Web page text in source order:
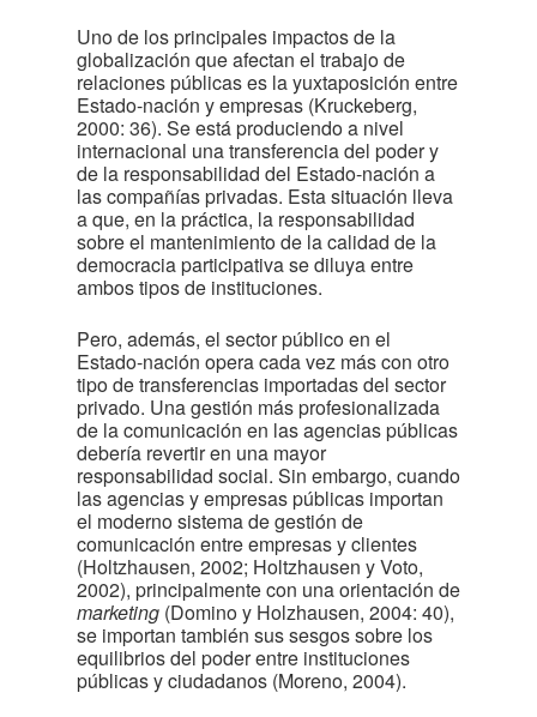
Uno de los principales impactos de la
globalización que afectan el trabajo de
relaciones públicas es la yuxtaposición entre
Estado-nación y empresas (Kruckeberg,
2000: 36). Se está produciendo a nivel
internacional una transferencia del poder y
de la responsabilidad del Estado-nación a
las compañías privadas. Esta situación lleva
a que, en la práctica, la responsabilidad
sobre el mantenimiento de la calidad de la
democracia participativa se diluya entre
ambos tipos de instituciones.
Pero, además, el sector público en el
Estado-nación opera cada vez más con otro
tipo de transferencias importadas del sector
privado. Una gestión más profesionalizada
de la comunicación en las agencias públicas
debería revertir en una mayor
responsabilidad social. Sin embargo, cuando
las agencias y empresas públicas importan
el moderno sistema de gestión de
comunicación entre empresas y clientes
(Holtzhausen, 2002; Holtzhausen y Voto,
2002), principalmente con una orientación de
marketing (Domino y Holzhausen, 2004: 40),
se importan también sus sesgos sobre los
equilibrios del poder entre instituciones
públicas y ciudadanos (Moreno, 2004).